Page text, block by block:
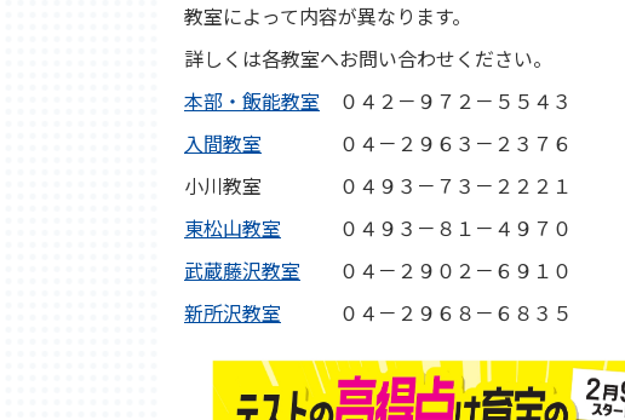
教室によって内容が異なります。
詳しくは各教室へお問い合わせください。
本部・飯能教室 ０４２－９７２－５５４３
入間教室 ０４－２９６３－２３７６
小川教室 ０４９３－７３－２２２１
東松山教室 ０４９３－８１－４９７０
武蔵藤沢教室 ０４－２９０２－６９１０
新所沢教室 ０４－２９６８－６８３５